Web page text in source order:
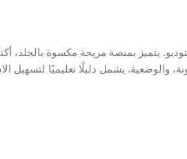
يتميز بمنصة مريحة مكسوة بالجلد،
والوضعية. يشمل دليلًا تعليميًا